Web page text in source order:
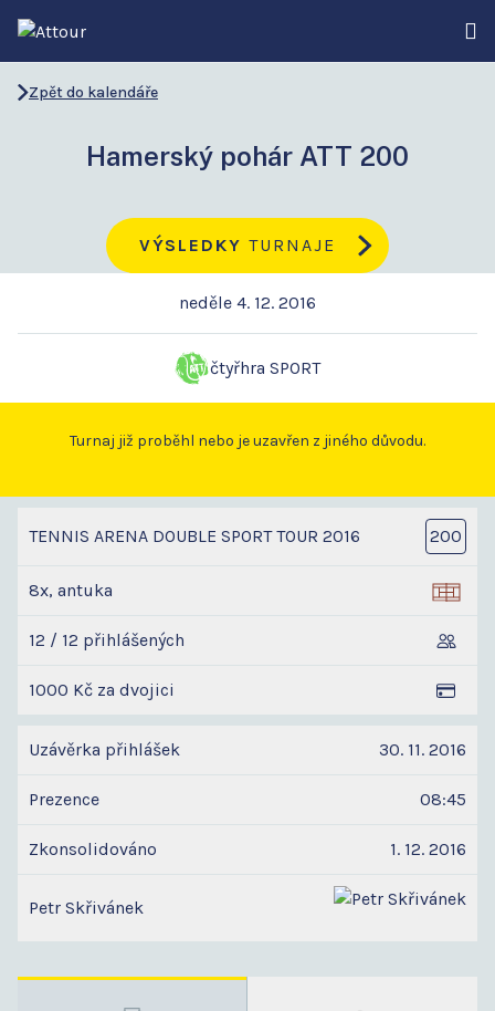
Zpět do kalendáře
Hamerský pohár ATT 200
VÝSLEDKY TURNAJE
neděle 4. 12. 2016
čtyřhra SPORT
Turnaj již proběhl nebo je uzavřen z jiného důvodu.
TENNIS ARENA DOUBLE SPORT TOUR 2016 200
8x, antuka
12 / 12 přihlášených
1000 Kč za dvojici
Uzávěrka přihlášek 30. 11. 2016
Prezence 08:45
Zkonsolidováno 1. 12. 2016
Petr Skřivánek